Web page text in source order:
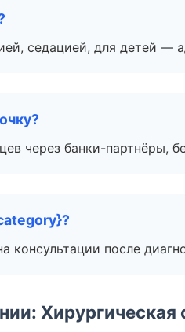
седацией, для детей —
через банки-партнёры,
консультации после
Хирургическая